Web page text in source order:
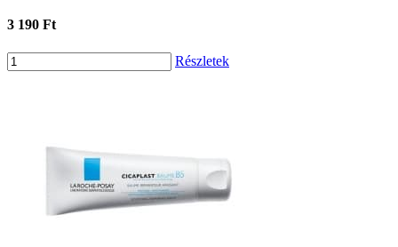
3 190 Ft
Részletek